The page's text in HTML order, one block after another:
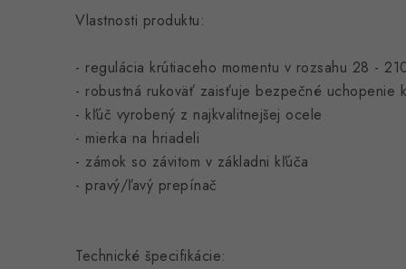
Vlastnosti produktu:
- regulácia krútiaceho momentu v rozsahu 28 -
- robustná rukoväť zaisťuje bezpečné uchopenie
- kľúč vyrobený z najkvalitnejšej ocele
- mierka na hriadeli
- zámok so závitom v základni kľúča
- pravý/ľavý prepínač
Technické špecifikácie: